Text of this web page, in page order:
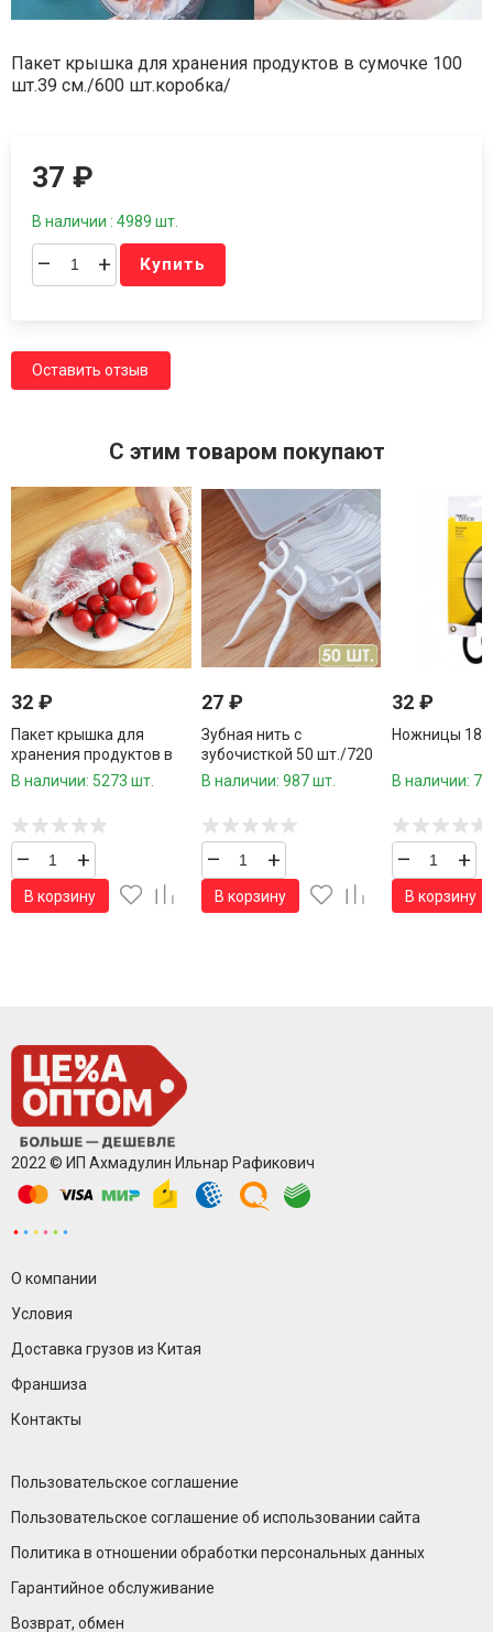
Пакет крышка для хранения продуктов в сумочке 100
шт.39 см./600 шт.коробка/
37₽
В наличии : 4989 шт.
– + Купить
Оставить отзыв
C этим товаром покупают
32 ₽
Пакет крышка для
хранения продуктов в
сумочке 100 шт.36
В наличии: 5273 шт.
– +
В корзину
27 ₽
Зубная нить с
зубочисткой 50 шт./720
шт.коробка/
В наличии: 987 шт.
– +
В корзину
32 ₽
Ножницы
В наличии:
– +
В корзину
2022 © ИП Ахмадулин Ильнар Рафикович
О компании
Условия
Доставка грузов из Китая
Франшиза
Контакты
Пользовательское соглашение
Пользовательское соглашение об использовании сайта
Политика в отношении обработки персональных данных
Гарантийное обслуживание
Возврат, обмен